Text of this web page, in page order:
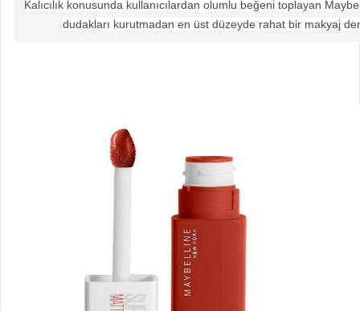
Kalıcılık konusunda kullanıcılardan olumlu beğeni toplayan
dudakları kurutmadan en üst düzeyde rahat bir makyaj